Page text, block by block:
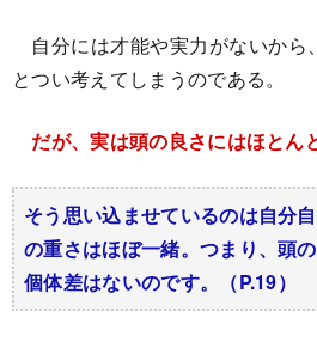
自分には才能や実力がないから
とつい考えてしまうのである。
だが、実は頭の良さにはほとん
そう思い込ませているのは自分
の重さはほぼ一緒。つまり、頭
個体差はないのです。（P.19）